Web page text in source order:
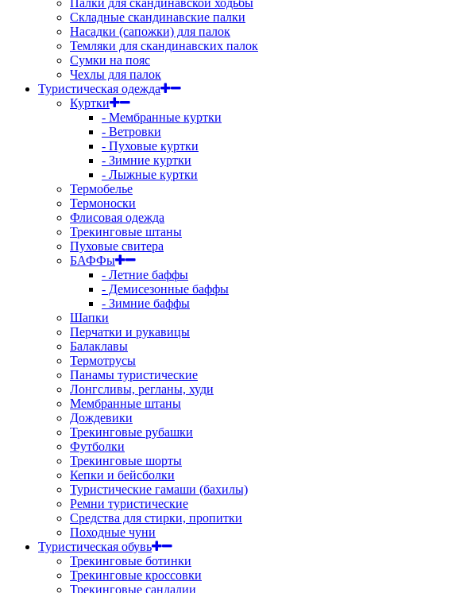
Палки для скандинавской ходьбы
Складные скандинавские палки
Насадки (сапожки) для палок
Темляки для скандинавских палок
Сумки на пояс
Чехлы для палок
Туристическая одежда
Куртки
- Мембранные куртки
- Ветровки
- Пуховые куртки
- Зимние куртки
- Лыжные куртки
Термобелье
Термоноски
Флисовая одежда
Трекинговые штаны
Пуховые свитера
БАФФы
- Летние баффы
- Демисезонные баффы
- Зимние баффы
Шапки
Перчатки и рукавицы
Балаклавы
Термотрусы
Панамы туристические
Лонгсливы, регланы, худи
Мембранные штаны
Дождевики
Трекинговые рубашки
Футболки
Трекинговые шорты
Кепки и бейсболки
Туристические гамаши (бахилы)
Ремни туристические
Средства для стирки, пропитки
Походные чуни
Туристическая обувь
Трекинговые ботинки
Трекинговые кроссовки
Трекинговые сандалии